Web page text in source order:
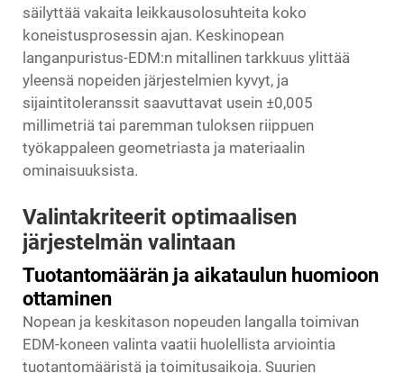
säilyttää vakaita leikkausolosuhteita koko
koneistusprosessin ajan. Keskinopean
langanpuristus-EDM:n mitallinen tarkkuus ylittää
yleensä nopeiden järjestelmien kyvyt, ja
sijaintitoleranssit saavuttavat usein ±0,005
millimetriä tai paremman tuloksen riippuen
työkappaleen geometriasta ja materiaalin
ominaisuuksista.
Valintakriteerit optimaalisen
järjestelmän valintaan
Tuotantomäärän ja aikataulun huomioon
ottaminen
Nopean ja keskitason nopeuden langalla toimivan
EDM-koneen valinta vaatii huolellista arviointia
tuotantomääristä ja toimitusaikoja. Suurien